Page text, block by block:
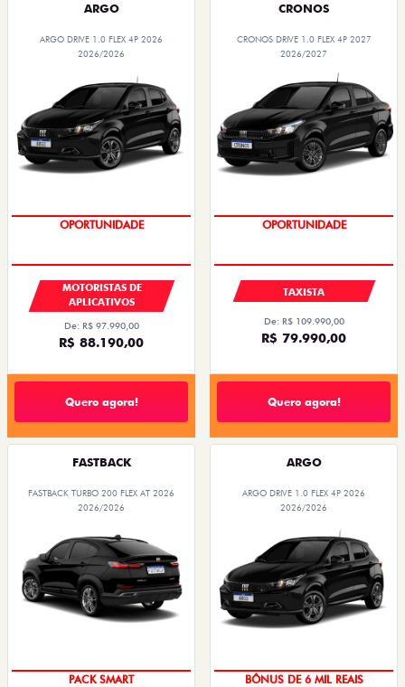
ARGO
ARGO DRIVE 1.0 FLEX 4P 2026
2026/2026
OPORTUNIDADE
MOTORISTAS DE
APLICATIVOS
De: R$ 97.990,00
R$ 88.190,00
Quero agora!
CRONOS
CRONOS DRIVE 1.0 FLEX 4P 2027
2026/2027
OPORTUNIDADE
TAXISTA
De: R$ 109.990,00
R$ 79.990,00
Quero agora!
FASTBACK
FASTBACK TURBO 200 FLEX AT 2026
2026/2026
PACK SMART
ARGO
ARGO DRIVE 1.0 FLEX 4P 2026
2026/2026
TAXA ZERO